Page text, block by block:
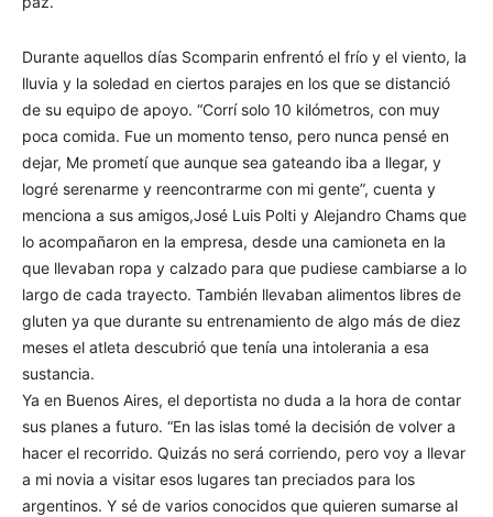
Durante aquellos días Scomparin enfrentó el frío y el viento, la
lluvia y la soledad en ciertos parajes en los que se distanció
de su equipo de apoyo. “Corrí solo 10 kilómetros, con muy
poca comida. Fue un momento tenso, pero nunca pensé en
dejar, Me prometí que aunque sea gateando iba a llegar, y
logré serenarme y reencontrarme con mi gente”, cuenta y
menciona a sus amigos,José Luis Polti y Alejandro Chams que
lo acompañaron en la empresa, desde una camioneta en la
que llevaban ropa y calzado para que pudiese cambiarse a lo
largo de cada trayecto. También llevaban alimentos libres de
gluten ya que durante su entrenamiento de algo más de diez
meses el atleta descubrió que tenía una intolerania a esa
sustancia.
Ya en Buenos Aires, el deportista no duda a la hora de contar
sus planes a futuro. “En las islas tomé la decisión de volver a
hacer el recorrido. Quizás no será corriendo, pero voy a llevar
a mi novia a visitar esos lugares tan preciados para los
argentinos. Y sé de varios conocidos que quieren sumarse al